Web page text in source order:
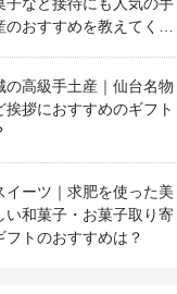
のおすすめを教えてくだ
の高級手土産｜仙台名物
挨拶におすすめのギフト
イーツ｜求肥を使った美
い和菓子・お菓子取り寄
フトのおすすめは？